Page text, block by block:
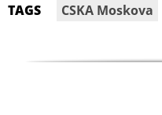
TAGS CSKA Moskova